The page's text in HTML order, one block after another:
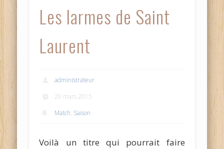
Les larmes de Saint
Laurent
administrateur
29 mars 2015
Match, Saison
Voilà un titre qui pourrait faire